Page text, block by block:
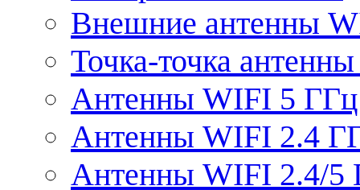
Внешние антенны
Точка-точка
Антенны WIFI 5 ГГц
Антенны WIFI 2.4
Антенны WIFI 2.4/5